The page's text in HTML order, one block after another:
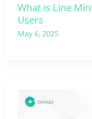
What is Line
Users
May 6, 2025